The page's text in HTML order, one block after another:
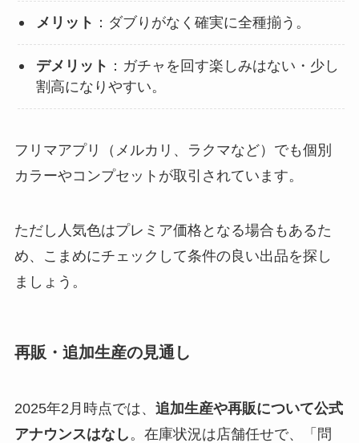
メリット ：ダブりがなく確実に全種揃う。
デメリット ：ガチャを回す楽しみはない・少し
割高になりやすい。
フリマアプリ（メルカリ、ラクマなど）でも個別
カラーやコンプセットが取引されています。
ただし人気色はプレミア価格となる場合もあるた
め、こまめにチェックして条件の良い出品を探し
ましょう。
再販・追加生産の見通し
2025年2月時点では、 追加生産や再販について公式
アナウンスはなし 。在庫状況は店舗任せで、「問